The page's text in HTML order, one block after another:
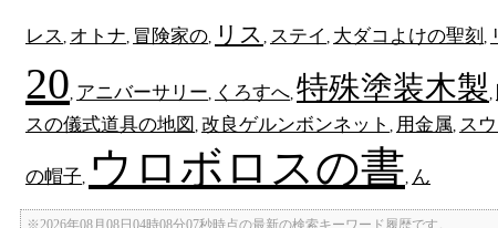
レス オトナ 冒険家の リス ステイ 大ダコよけの聖刻
20 アニバーサリー くろすへ 特殊塗装木製
スの儀式道具の地図 改良ゲルンボンネット 用金属 ス
の帽子 ウロボロスの書 ん
※2026年08月08日04時08分07秒時点の最新の検索キーワード履歴です。